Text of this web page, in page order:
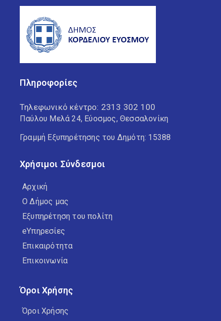
Πληροφορίες
Τηλεφωνικό κέντρο: 2313 302 100
Παύλου Μελά 24, Εύοσμος, Θεσσαλονίκη
Γραμμή Εξυπηρέτησης του Δημότη: 15388
Χρήσιμοι Σύνδεσμοι
Αρχική
Ο Δήμος μας
Εξυπηρέτηση του πολίτη
eΥπηρεσίες
Επικαιρότητα
Επικοινωνία
Όροι Χρήσης
Όροι Χρήσης